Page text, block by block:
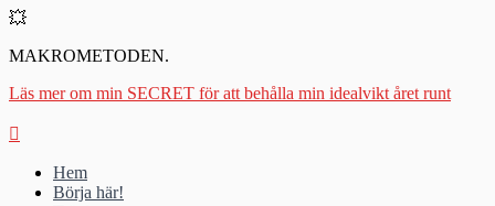
💥
MAKROMETODEN.
Läs mer om min SECRET för att behålla min idealvikt året runt
Hem
Börja här!